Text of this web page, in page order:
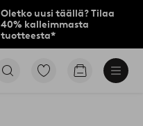
Oletko uusi täällä? Tilaa
40% kalleimmasta
tuotteesta*
Siirry
Siirry